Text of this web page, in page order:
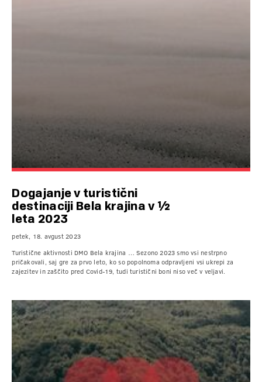
Dogajanje v turistični
destinaciji Bela krajina v ½
leta 2023
petek, 18. avgust 2023
Turistične aktivnosti DMO Bela krajina … Sezono 2023 smo vsi nestrpno
pričakovali, saj gre za prvo leto, ko so popolnoma odpravljeni vsi ukrepi za
zajezitev in zaščito pred Covid-19, tudi turistični boni niso več v veljavi.